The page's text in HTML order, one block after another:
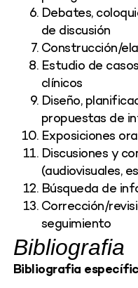
Debates,
de discusión
Construcción/
Estudio de
clínicos
Diseño,
propuestas de
Exposiciones
Discusiones y
(audiovisuales,
Búsqueda de
Corrección/
seguimiento
Bibliografia
Bibliografia